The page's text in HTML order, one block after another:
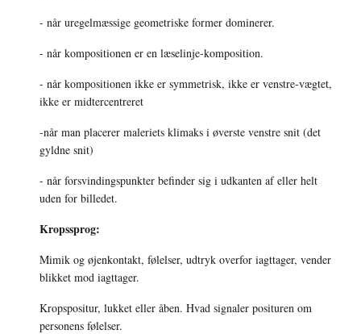
- når uregelmæssige geometriske former dominerer.
- når kompositionen er en læselinje-komposition.
- når kompositionen ikke er symmetrisk, ikke er venstre-vægtet,
ikke er midtercentreret
-når man placerer maleriets klimaks i øverste venstre snit (det
gyldne snit)
- når forsvindingspunkter befinder sig i udkanten af eller helt
uden for billedet.
Kropssprog:
Mimik og øjenkontakt, følelser, udtryk overfor iagttager, vender
blikket mod iagttager.
Kropspositur, lukket eller åben. Hvad signaler posituren om
personens følelser.